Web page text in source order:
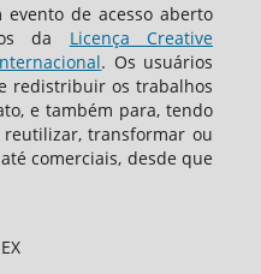
evento de acesso aberto
da Licença Creative
. Os usuários
redistribuir os trabalhos
e também para, tendo
transformar ou
comerciais, desde que